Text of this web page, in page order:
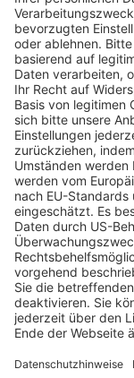
„Ausländer
toujours“:
Wochenbericht